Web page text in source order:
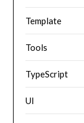
Template
Tools
TypeScript
UI